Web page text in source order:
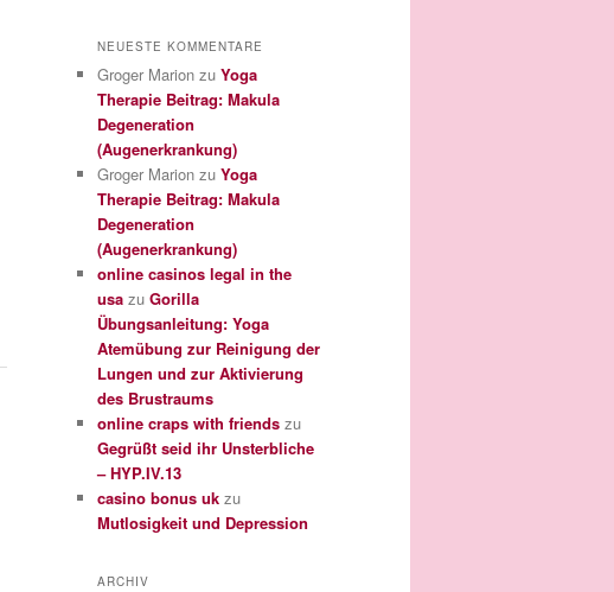
NEUESTE KOMMENTARE
Groger Marion zu Yoga
Therapie Beitrag: Makula
Degeneration
(Augenerkrankung)
Groger Marion zu Yoga
Therapie Beitrag: Makula
Degeneration
(Augenerkrankung)
online casinos legal in the
usa zu Gorilla
Übungsanleitung: Yoga
Atemübung zur Reinigung der
Lungen und zur Aktivierung
des Brustraums
online craps with friends zu
Gegrüßt seid ihr Unsterbliche
– HYP.IV.13
casino bonus uk zu
Mutlosigkeit und Depression
ARCHIV